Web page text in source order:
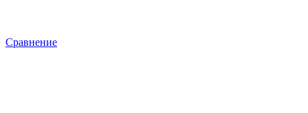
Сравнение